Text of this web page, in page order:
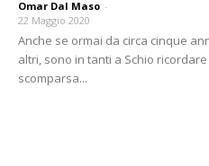
Omar Dal Maso -
22 Maggio 2020
Anche se ormai da circa cinque
altri, sono in tanti a Schio
scomparsa...